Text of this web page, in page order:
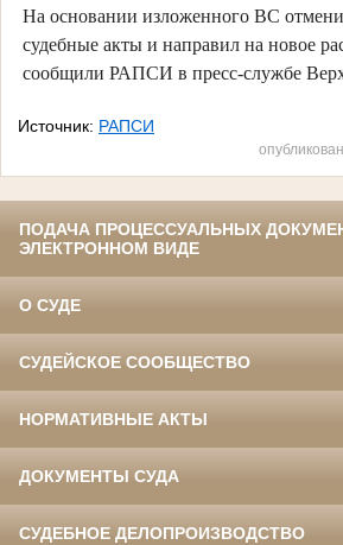
На основании изложенного ВС
судебные акты и направил на новое
сообщили РАПСИ в пресс-службе
Источник: РАПСИ
ПОДАЧА ПРОЦЕССУАЛЬНЫХ
ЭЛЕКТРОННОМ ВИДЕ
О СУДЕ
СУДЕЙСКОЕ СООБЩЕСТВО
НОРМАТИВНЫЕ АКТЫ
ДОКУМЕНТЫ СУДА
СУДЕБНОЕ ДЕЛОПРОИЗВОДСТВО